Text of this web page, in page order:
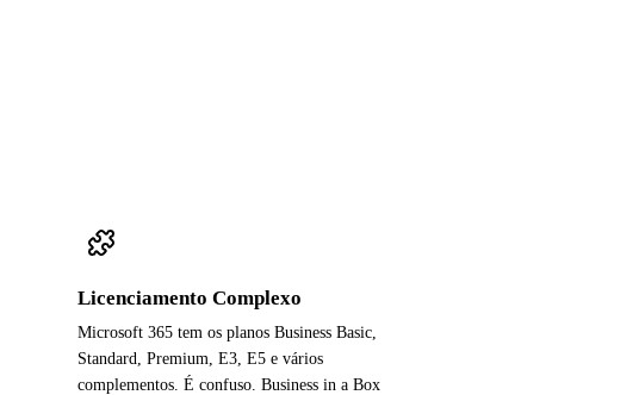
Licenciamento Complexo
Microsoft 365 tem os planos Business Basic,
Standard, Premium, E3, E5 e vários
complementos. É confuso. Business in a Box